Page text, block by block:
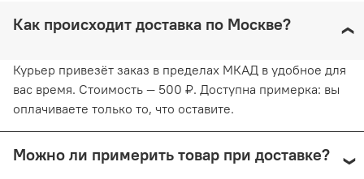
Как происходит доставка по Москве?
Курьер привезёт заказ в пределах МКАД в удобное для
вас время. Стоимость — 500 ₽. Доступна примерка: вы
оплачиваете только то, что оставите.
Можно ли примерить товар при доставке?